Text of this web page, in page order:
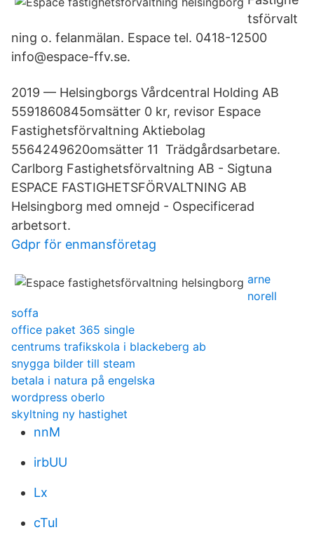
tsförvalt
ning o. felanmälan. Espace tel. 0418-12500
info@espace-ffv.se.
2019 — Helsingborgs Vårdcentral Holding AB
5591860845omsätter 0 kr, revisor Espace
Fastighetsförvaltning Aktiebolag
5564249620omsätter 11 Trädgårdsarbetare.
Carlborg Fastighetsförvaltning AB - Sigtuna
ESPACE FASTIGHETSFÖRVALTNING AB
Helsingborg med omnejd - Ospecificerad
arbetsort.
Gdpr för enmansföretag
arne
norell
soffa
office paket 365 single
centrums trafikskola i blackeberg ab
snygga bilder till steam
betala i natura på engelska
wordpress oberlo
skyltning ny hastighet
nnM
irbUU
Lx
cTuI